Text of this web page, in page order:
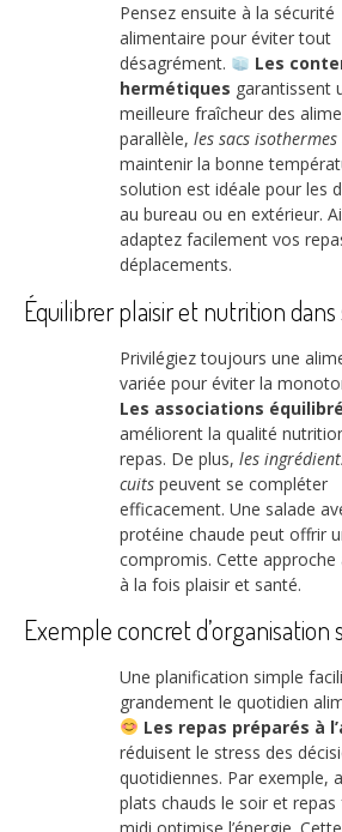
Pensez ensuite à la sécurité
alimentaire pour éviter tout
désagrément.
Les
hermétiques garantissent
meilleure fraîcheur des
parallèle, les sacs isothermes
maintenir la bonne
solution est idéale pour les
au bureau ou en extérieur.
adaptez facilement vos
déplacements.
Équilibrer plaisir et nutrition dans
Privilégiez toujours une
variée pour éviter la
Les associations
améliorent la qualité
repas. De plus, les
cuits peuvent se compléter
efficacement. Une salade
protéine chaude peut offrir
compromis. Cette approche
à la fois plaisir et santé.
Exemple concret d’organisation
Une planification simple
grandement le quotidien
Les repas préparés à
réduisent le stress des
quotidiennes. Par exemple,
plats chauds le soir et repas